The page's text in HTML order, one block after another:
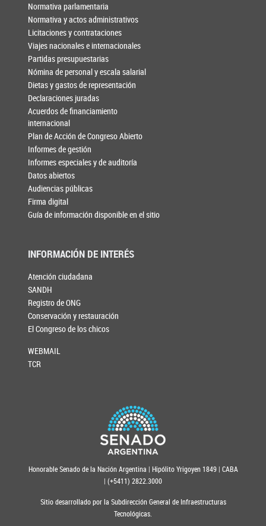
Normativa parlamentaria
Normativa y actos administrativos
Licitaciones y contrataciones
Viajes nacionales e internacionales
Partidas presupuestarias
Nómina de personal y escala salarial
Dietas y gastos de representación
Declaraciones juradas
Acuerdos de financiamiento
internacional
Plan de Acción de Congreso Abierto
Informes de gestión
Informes especiales y de auditoría
Datos abiertos
Audiencias públicas
Firma digital
Guía de información disponible en el sitio
INFORMACIÓN DE INTERÉS
Atención ciudadana
SANDH
Registro de ONG
Conservación y restauración
El Congreso de los chicos
WEBMAIL
TCR
Honorable Senado de la Nación Argentina | Hipólito Yrigoyen 1849 | CABA
| (+5411) 2822.3000
Sitio desarrollado por la Subdirección General de Infraestructuras
Tecnológicas.